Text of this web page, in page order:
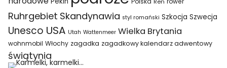
Ruhrgebiet Skandynawia styl romański Szkocja Szwecja
Unesco USA Utah Wattenmeer Wielka Brytania
wohnmobil Włochy zagadka zagadkowy kalendarz adwentowy
świątynia